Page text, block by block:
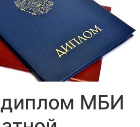
диплом МБИ